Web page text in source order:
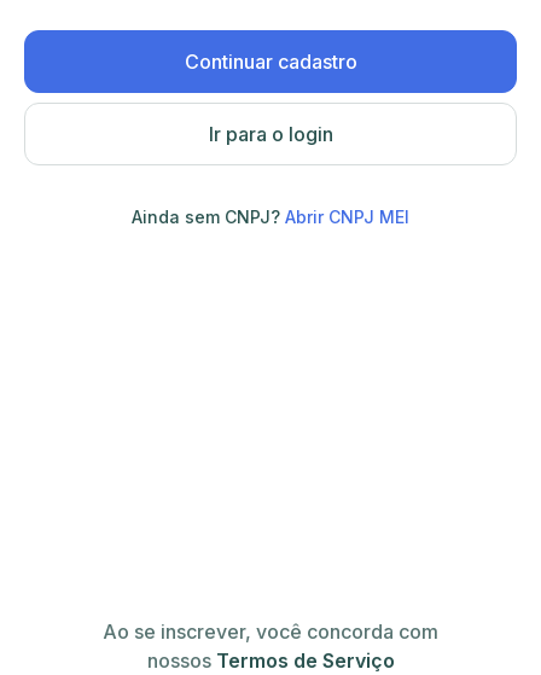
Continuar cadastro
Ir para o login
Ainda sem CNPJ? Abrir CNPJ MEI
Ao se inscrever, você concorda com
nossos Termos de Serviço